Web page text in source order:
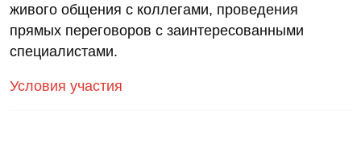
живого общения с коллегами, проведения
прямых переговоров с заинтересованными
специалистами.
Условия участия